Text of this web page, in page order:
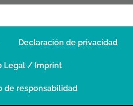
Declaración de privacidad
Legal / Imprint
de responsabilidad